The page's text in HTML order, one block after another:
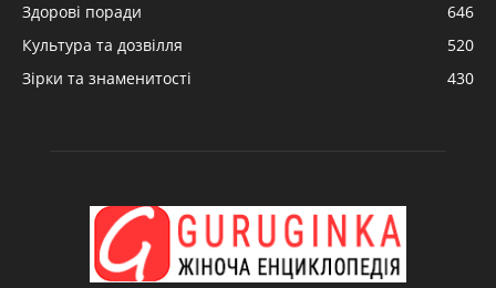
Здорові поради
646
Культура та дозвілля
520
Зірки та знаменитості
430